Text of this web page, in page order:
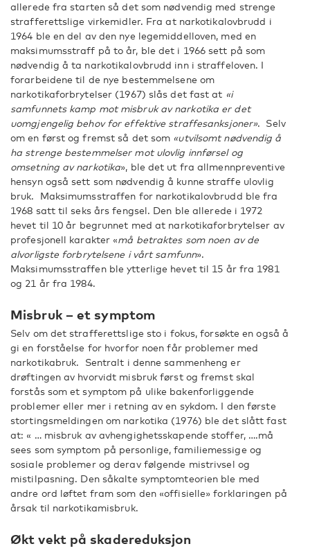
allerede fra starten så det som nødvendig med strenge
strafferettslige virkemidler. Fra at narkotikalovbrudd i
1964 ble en del av den nye legemiddelloven, med en
maksimumsstraff på to år, ble det i 1966 sett på som
nødvendig å ta narkotikalovbrudd inn i straffeloven. I
forarbeidene til de nye bestemmelsene om
narkotikaforbrytelser (1967) slås det fast at «i
samfunnets kamp mot misbruk av narkotika er det
uomgjengelig behov for effektive straffesanksjoner». Selv
om en først og fremst så det som «utvilsomt nødvendig å
ha strenge bestemmelser mot ulovlig innførsel og
omsetning av narkotika», ble det ut fra allmennpreventive
hensyn også sett som nødvendig å kunne straffe ulovlig
bruk. Maksimumsstraffen for narkotikalovbrudd ble fra
1968 satt til seks års fengsel. Den ble allerede i 1972
hevet til 10 år begrunnet med at narkotikaforbrytelser av
profesjonell karakter «må betraktes som noen av de
alvorligste forbrytelsene i vårt samfunn».
Maksimumsstraffen ble ytterlige hevet til 15 år fra 1981
og 21 år fra 1984.
Misbruk – et symptom
Selv om det strafferettslige sto i fokus, forsøkte en også å
gi en forståelse for hvorfor noen får problemer med
narkotikabruk. Sentralt i denne sammenheng er
drøftingen av hvorvidt misbruk først og fremst skal
forstås som et symptom på ulike bakenforliggende
problemer eller mer i retning av en sykdom. I den første
stortingsmeldingen om narkotika (1976) ble det slått fast
at: « … misbruk av avhengighetsskapende stoffer, ….må
sees som symptom på personlige, familiemessige og
sosiale problemer og derav følgende mistrivsel og
mistilpasning. Den såkalte symptomteorien ble med
andre ord løftet fram som den «offisielle» forklaringen på
årsak til narkotikamisbruk.
Økt vekt på skadereduksjon